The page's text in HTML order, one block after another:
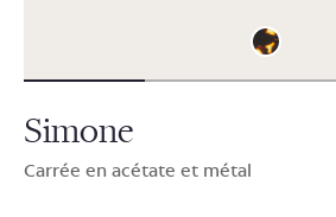
Simone
Carrée en acétate et métal